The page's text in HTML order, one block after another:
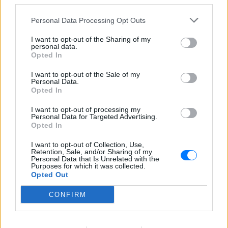
Personal Data Processing Opt Outs
I want to opt-out of the Sharing of my
personal data.
Opted In
I want to opt-out of the Sale of my
Personal Data.
Opted In
I want to opt-out of processing my
Personal Data for Targeted Advertising.
Opted In
I want to opt-out of Collection, Use,
Retention, Sale, and/or Sharing of my
Personal Data that Is Unrelated with the
Purposes for which it was collected.
Opted Out
CONFIRM
ΣΤΗΝ ΙΔΙΑ ΚΑΤΗΓΟΡΙΑ
Η παράξενη ελευθερία: Σε αυτή
δεν θεωρείται πρόκληση
Έβαλαν όλους τους
και συνέβη κάτι που κανείς δεν
περίμενε
ΣΉΜΕΡΑ
αναγκάστηκαν να δουλεύουν όλοι μαζί
Το μυστικό των βασιλικών